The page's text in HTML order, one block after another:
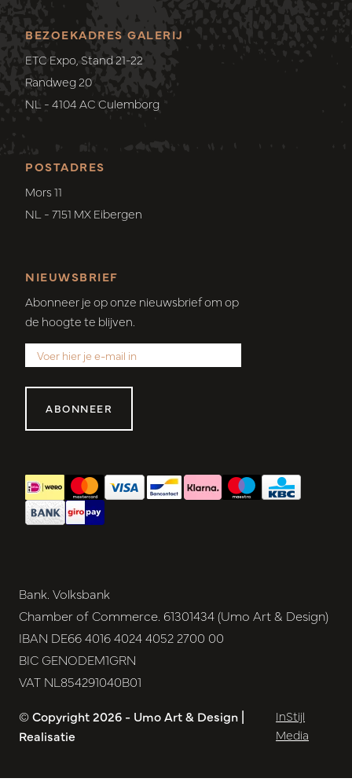
POSTADRES
Mors 11
NL - 7151 MX Eibergen
BEZOEKADRES GALERIJ
ETC Expo, Stand 21-22
Randweg 20
NL - 4104 AC Culemborg
NIEUWSBRIEF
Abonneer je op onze nieuwsbrief om op
de hoogte te blijven.
ABONNEER
Bank. Volksbank
Chamber of Commerce. 61301434 (Umo Art & Design)
IBAN DE66 4016 4024 4052 2700 00
BIC GENODEM1GRN
VAT NL854291040B01
© Copyright 2026 - Umo Art & Design |
Realisatie
InStijl
Media